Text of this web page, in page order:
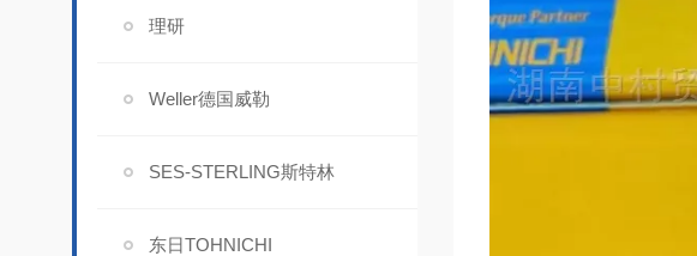
理研
Weller德国威勒
SES-STERLING斯特林
东日TOHNICHI